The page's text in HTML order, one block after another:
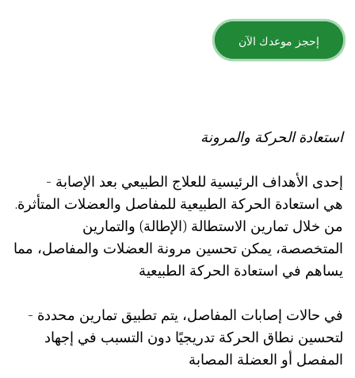
إحجز موعدك الآن
استعادة الحركة والمرونة
- إحدى الأهداف الرئيسية للعلاج الطبيعي بعد الإصابة
هي استعادة الحركة الطبيعية للمفاصل والعضلات المتأثرة.
من خلال تمارين الاستطالة (الإطالة) والتمارين
المتخصصة، يمكن تحسين مرونة العضلات والمفاصل، مما
يساهم في استعادة الحركة الطبيعية
- في حالات إصابات المفاصل، يتم تطبيق تمارين محددة
لتحسين نطاق الحركة تدريجيًا دون التسبب في إجهاد
المفصل أو العضلة المصابة